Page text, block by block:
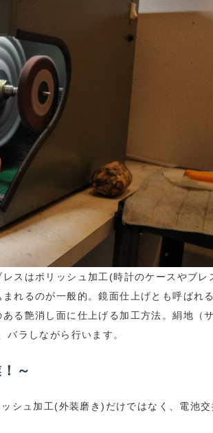
スはポリッシュ加工(時計のケースやブ
れるのが一般的。鏡面仕上げとも呼ばれ
る艶消し面に仕上げる加工方法。絹地（
バラしながら行います。
～
シュ加工(外装磨き)だけではなく、電池